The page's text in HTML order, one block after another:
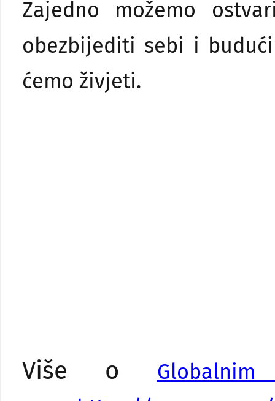
Zajedno možemo
obezbijediti sebi i
ćemo živjeti.
Više o